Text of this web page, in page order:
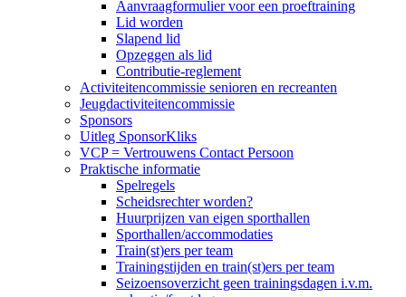
Aanvraagformulier voor een proeftraining
Lid worden
Slapend lid
Opzeggen als lid
Contributie-reglement
Activiteitencommissie senioren en recreanten
Jeugdactiviteitencommissie
Sponsors
Uitleg SponsorKliks
VCP = Vertrouwens Contact Persoon
Praktische informatie
Spelregels
Scheidsrechter worden?
Huurprijzen van eigen sporthallen
Sporthallen/accommodaties
Train(st)ers per team
Trainingstijden en train(st)ers per team
Seizoensoverzicht geen trainingsdagen i.v.m.